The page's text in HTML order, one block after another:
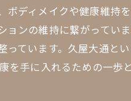
ボディメイクや健康維持
ョンの維持に繋がってい
っています。久屋大通
を手に入れるための一歩